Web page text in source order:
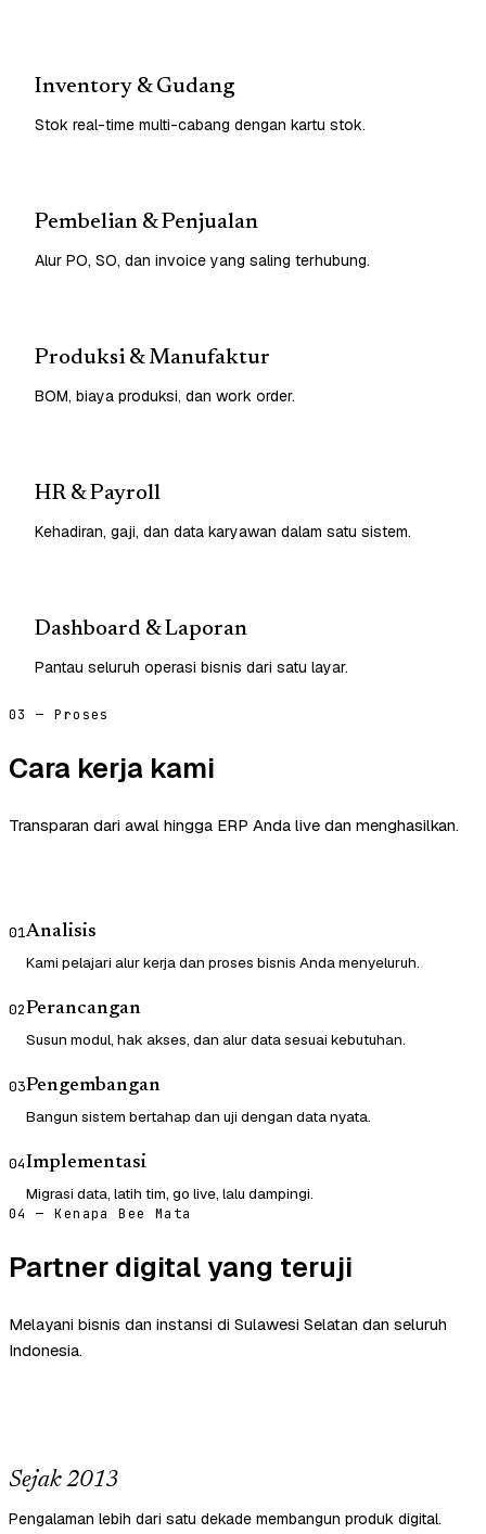
Inventory & Gudang
Stok real-time multi-cabang dengan kartu stok.
Pembelian & Penjualan
Alur PO, SO, dan invoice yang saling terhubung.
Produksi & Manufaktur
BOM, biaya produksi, dan work order.
HR & Payroll
Kehadiran, gaji, dan data karyawan dalam satu sistem.
Dashboard & Laporan
Pantau seluruh operasi bisnis dari satu layar.
03 — Proses
Cara kerja kami
Transparan dari awal hingga ERP Anda live dan menghasilkan.
01Analisis
Kami pelajari alur kerja dan proses bisnis Anda menyeluruh.
02Perancangan
Susun modul, hak akses, dan alur data sesuai kebutuhan.
03Pengembangan
Bangun sistem bertahap dan uji dengan data nyata.
04Implementasi
Migrasi data, latih tim, go live, lalu dampingi.
04 — Kenapa Bee Mata
Partner digital yang teruji
Melayani bisnis dan instansi di Sulawesi Selatan dan seluruh
Indonesia.
Sejak 2013
Pengalaman lebih dari satu dekade membangun produk digital.